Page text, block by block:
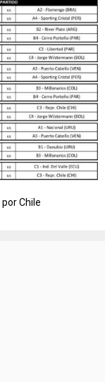
Chile